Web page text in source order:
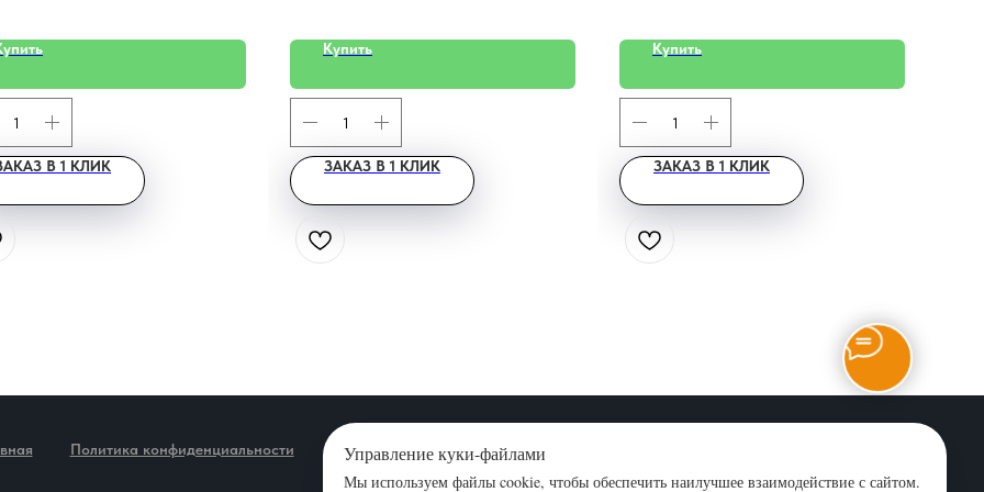
Управление куки-файлами
Мы используем файлы cookie, чтобы обеспечить наилучшее взаимодействие с сайтом.
В 1 КЛИК
Купить
ЗАКАЗ В 1 КЛИК
Купить
ЗАКАЗ В 1 КЛИК
Политика конфиденциальности Новости Карта сайта